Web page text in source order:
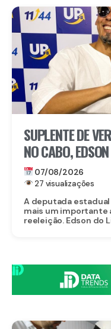
SUPLENTE DE
NO CABO,
APOIO A
07/08/2026
27 visualizações
A deputada
mais um importante
reeleição. Edson do